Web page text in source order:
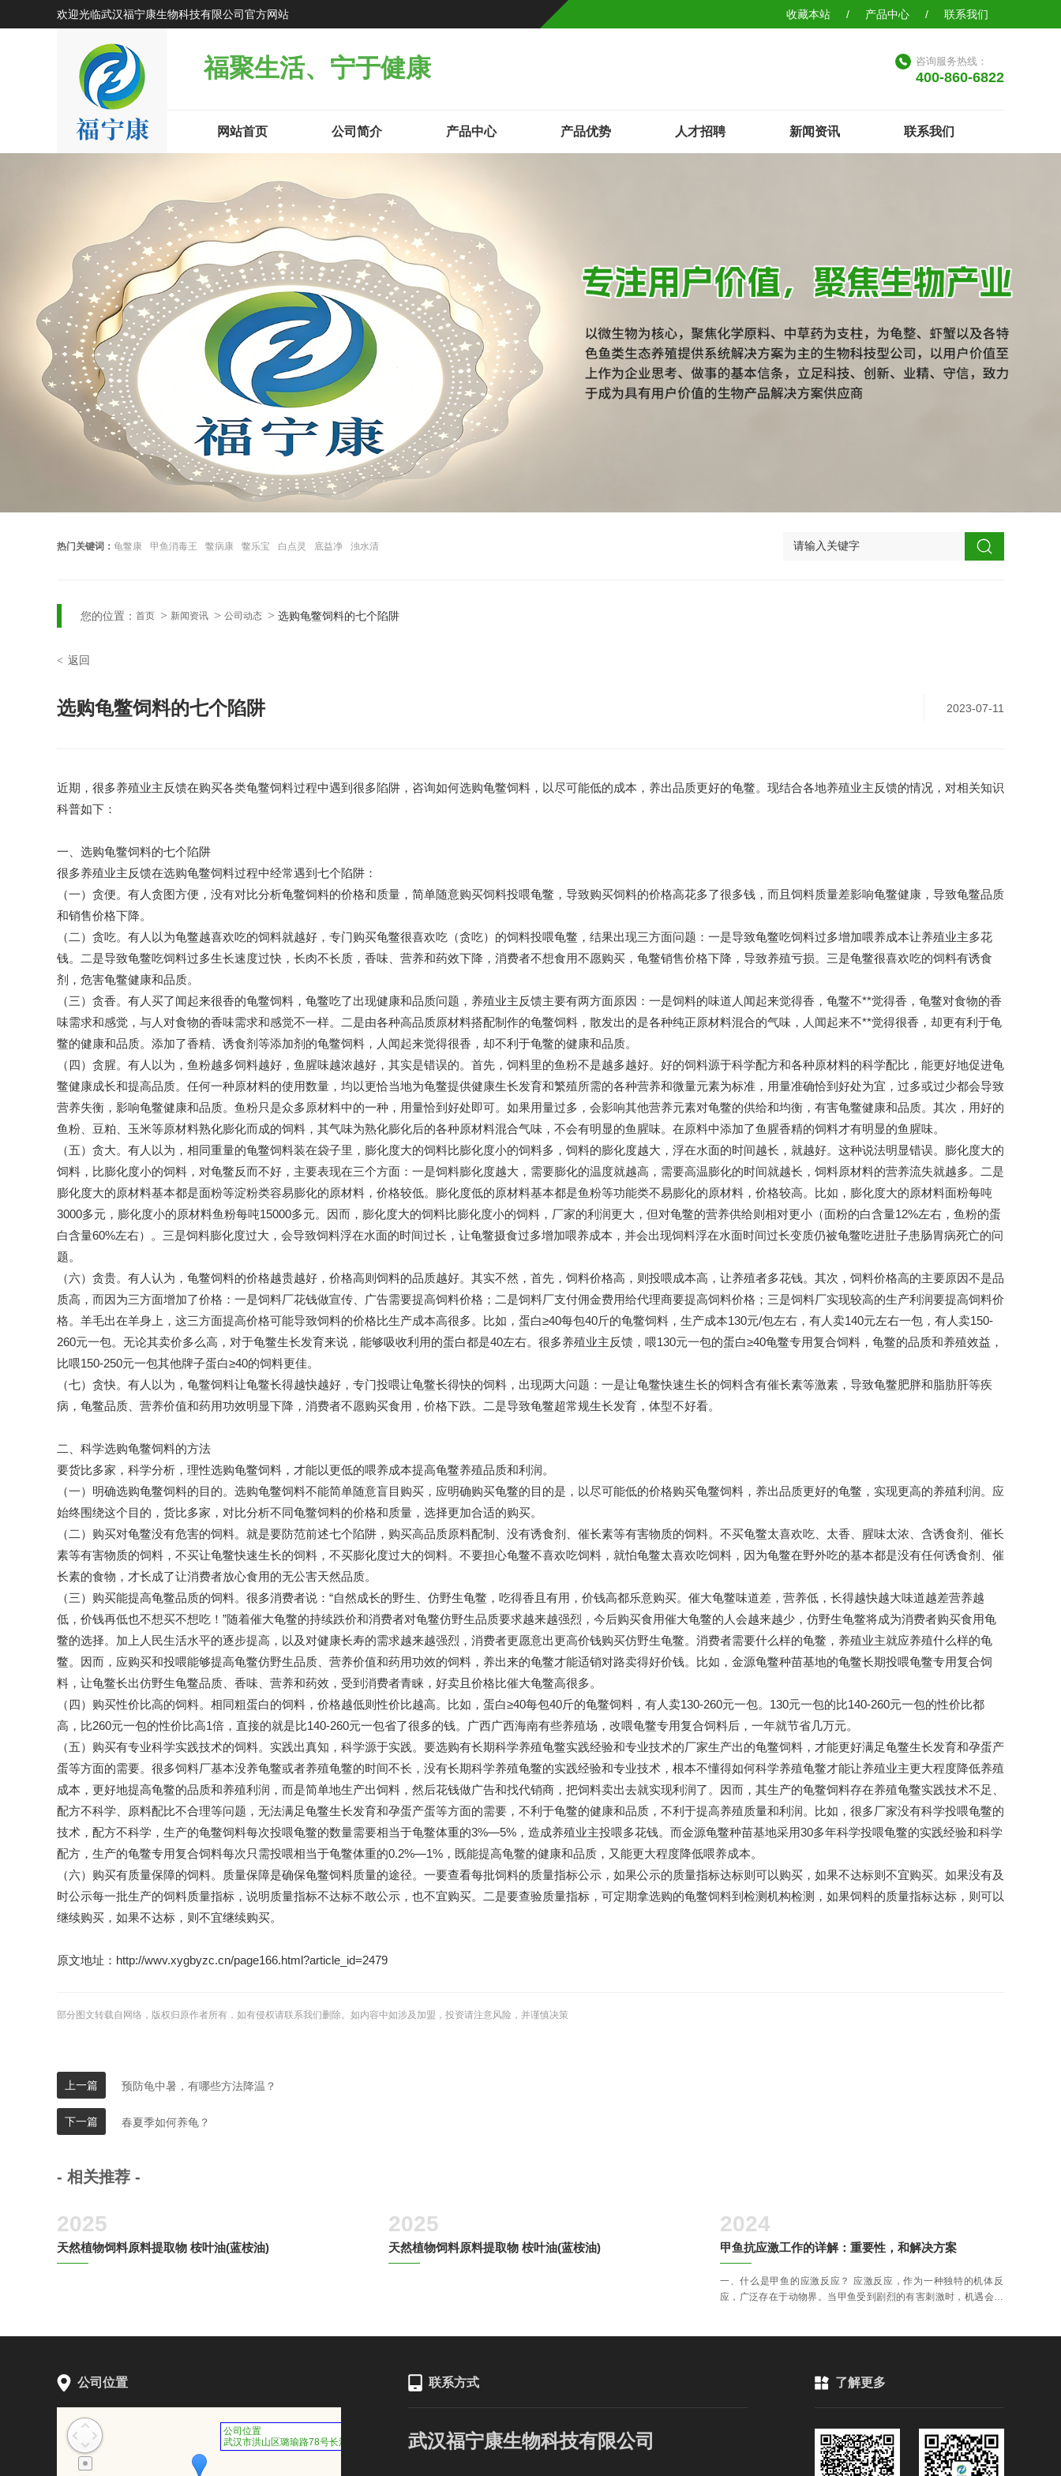
欢迎光临武汉福宁康生物科技有限公司官方网站 收藏本站 / 产品中心 / 联系我们
福聚生活、宁于健康 咨询服务热线：
400-860-6822
网站首页 公司简介 产品中心 产品优势 人才招聘 新闻资讯 联系我们
热门关键词： 龟鳖康 甲鱼消毒王 鳖病康 鳖乐宝 白点灵 底益净 浊水清
您的位置： 首页 新闻资讯 公司动态 选购龟鳖饲料的七个陷阱
< 返回
选购龟鳖饲料的七个陷阱 2023-07-11
近期，很多养殖业主反馈在购买各类龟鳖饲料过程中遇到很多陷阱，咨询如何选购龟鳖饲料，以尽可能低的成本，养出品质更好的龟鳖。现结合各地养殖业主反馈的情况，对相关知识
科普如下：
一、选购龟鳖饲料的七个陷阱
很多养殖业主反馈在选购龟鳖饲料过程中经常遇到七个陷阱：
（一）贪便。有人贪图方便，没有对比分析龟鳖饲料的价格和质量，简单随意购买饲料投喂龟鳖，导致购买饲料的价格高花多了很多钱，而且饲料质量差影响龟鳖健康，导致龟鳖品质
和销售价格下降。
（二）贪吃。有人以为龟鳖越喜欢吃的饲料就越好，专门购买龟鳖很喜欢吃（贪吃）的饲料投喂龟鳖，结果出现三方面问题：一是导致龟鳖吃饲料过多增加喂养成本让养殖业主多花
钱。二是导致龟鳖吃饲料过多生长速度过快，长肉不长质，香味、营养和药效下降，消费者不想食用不愿购买，龟鳖销售价格下降，导致养殖亏损。三是龟鳖很喜欢吃的饲料有诱食
剂，危害龟鳖健康和品质。
（三）贪香。有人买了闻起来很香的龟鳖饲料，龟鳖吃了出现健康和品质问题，养殖业主反馈主要有两方面原因：一是饲料的味道人闻起来觉得香，龟鳖不**觉得香，龟鳖对食物的香
味需求和感觉，与人对食物的香味需求和感觉不一样。二是由各种高品质原材料搭配制作的龟鳖饲料，散发出的是各种纯正原材料混合的气味，人闻起来不**觉得很香，却更有利于龟
鳖的健康和品质。添加了香精、诱食剂等添加剂的龟鳖饲料，人闻起来觉得很香，却不利于龟鳖的健康和品质。
（四）贪腥。有人以为，鱼粉越多饲料越好，鱼腥味越浓越好，其实是错误的。首先，饲料里的鱼粉不是越多越好。好的饲料源于科学配方和各种原材料的科学配比，能更好地促进龟
鳖健康成长和提高品质。任何一种原材料的使用数量，均以更恰当地为龟鳖提供健康生长发育和繁殖所需的各种营养和微量元素为标准，用量准确恰到好处为宜，过多或过少都会导致
营养失衡，影响龟鳖健康和品质。鱼粉只是众多原材料中的一种，用量恰到好处即可。如果用量过多，会影响其他营养元素对龟鳖的供给和均衡，有害龟鳖健康和品质。其次，用好的
鱼粉、豆粕、玉米等原材料熟化膨化而成的饲料，其气味为熟化膨化后的各种原材料混合气味，不会有明显的鱼腥味。在原料中添加了鱼腥香精的饲料才有明显的鱼腥味。
（五）贪大。有人以为，相同重量的龟鳖饲料装在袋子里，膨化度大的饲料比膨化度小的饲料多，饲料的膨化度越大，浮在水面的时间越长，就越好。这种说法明显错误。膨化度大的
饲料，比膨化度小的饲料，对龟鳖反而不好，主要表现在三个方面：一是饲料膨化度越大，需要膨化的温度就越高，需要高温膨化的时间就越长，饲料原材料的营养流失就越多。二是
膨化度大的原材料基本都是面粉等淀粉类容易膨化的原材料，价格较低。膨化度低的原材料基本都是鱼粉等功能类不易膨化的原材料，价格较高。比如，膨化度大的原材料面粉每吨
3000多元，膨化度小的原材料鱼粉每吨15000多元。因而，膨化度大的饲料比膨化度小的饲料，厂家的利润更大，但对龟鳖的营养供给则相对更小（面粉的白含量12%左右，鱼粉的蛋
白含量60%左右）。三是饲料膨化度过大，会导致饲料浮在水面的时间过长，让龟鳖摄食过多增加喂养成本，并会出现饲料浮在水面时间过长变质仍被龟鳖吃进肚子患肠胃病死亡的问
题。
（六）贪贵。有人认为，龟鳖饲料的价格越贵越好，价格高则饲料的品质越好。其实不然，首先，饲料价格高，则投喂成本高，让养殖者多花钱。其次，饲料价格高的主要原因不是品
质高，而因为三方面增加了价格：一是饲料厂花钱做宣传、广告需要提高饲料价格；二是饲料厂支付佣金费用给代理商要提高饲料价格；三是饲料厂实现较高的生产利润要提高饲料价
格。羊毛出在羊身上，这三方面提高价格可能导致饲料的价格比生产成本高很多。比如，蛋白≥40每包40斤的龟鳖饲料，生产成本130元/包左右，有人卖140元左右一包，有人卖150-
260元一包。无论其卖价多么高，对于龟鳖生长发育来说，能够吸收利用的蛋白都是40左右。很多养殖业主反馈，喂130元一包的蛋白≥40龟鳖专用复合饲料，龟鳖的品质和养殖效益，
比喂150-250元一包其他牌子蛋白≥40的饲料更佳。
（七）贪快。有人以为，龟鳖饲料让龟鳖长得越快越好，专门投喂让龟鳖长得快的饲料，出现两大问题：一是让龟鳖快速生长的饲料含有催长素等激素，导致龟鳖肥胖和脂肪肝等疾
病，龟鳖品质、营养价值和药用功效明显下降，消费者不愿购买食用，价格下跌。二是导致龟鳖超常规生长发育，体型不好看。
二、科学选购龟鳖饲料的方法
要货比多家，科学分析，理性选购龟鳖饲料，才能以更低的喂养成本提高龟鳖养殖品质和利润。
（一）明确选购龟鳖饲料的目的。选购龟鳖饲料不能简单随意盲目购买，应明确购买龟鳖的目的是，以尽可能低的价格购买龟鳖饲料，养出品质更好的龟鳖，实现更高的养殖利润。应
始终围绕这个目的，货比多家，对比分析不同龟鳖饲料的价格和质量，选择更加合适的购买。
（二）购买对龟鳖没有危害的饲料。就是要防范前述七个陷阱，购买高品质原料配制、没有诱食剂、催长素等有害物质的饲料。不买龟鳖太喜欢吃、太香、腥味太浓、含诱食剂、催长
素等有害物质的饲料，不买让龟鳖快速生长的饲料，不买膨化度过大的饲料。不要担心龟鳖不喜欢吃饲料，就怕龟鳖太喜欢吃饲料，因为龟鳖在野外吃的基本都是没有任何诱食剂、催
长素的食物，才长成了让消费者放心食用的无公害天然品质。
（三）购买能提高龟鳖品质的饲料。很多消费者说：“自然成长的野生、仿野生龟鳖，吃得香且有用，价钱高都乐意购买。催大龟鳖味道差，营养低，长得越快越大味道越差营养越
低，价钱再低也不想买不想吃！”随着催大龟鳖的持续跌价和消费者对龟鳖仿野生品质要求越来越强烈，今后购买食用催大龟鳖的人会越来越少，仿野生龟鳖将成为消费者购买食用龟
鳖的选择。加上人民生活水平的逐步提高，以及对健康长寿的需求越来越强烈，消费者更愿意出更高价钱购买仿野生龟鳖。消费者需要什么样的龟鳖，养殖业主就应养殖什么样的龟
鳖。因而，应购买和投喂能够提高龟鳖仿野生品质、营养价值和药用功效的饲料，养出来的龟鳖才能适销对路卖得好价钱。比如，金源龟鳖种苗基地的龟鳖长期投喂龟鳖专用复合饲
料，让龟鳖长出仿野生龟鳖品质、香味、营养和药效，受到消费者青睐，好卖且价格比催大龟鳖高很多。
（四）购买性价比高的饲料。相同粗蛋白的饲料，价格越低则性价比越高。比如，蛋白≥40每包40斤的龟鳖饲料，有人卖130-260元一包。130元一包的比140-260元一包的性价比都
高，比260元一包的性价比高1倍，直接的就是比140-260元一包省了很多的钱。广西广西海南有些养殖场，改喂龟鳖专用复合饲料后，一年就节省几万元。
（五）购买有专业科学实践技术的饲料。实践出真知，科学源于实践。要选购有长期科学养殖龟鳖实践经验和专业技术的厂家生产出的龟鳖饲料，才能更好满足龟鳖生长发育和孕蛋产
蛋等方面的需要。很多饲料厂基本没养龟鳖或者养殖龟鳖的时间不长，没有长期科学养殖龟鳖的实践经验和专业技术，根本不懂得如何科学养殖龟鳖才能让养殖业主更大程度降低养殖
成本，更好地提高龟鳖的品质和养殖利润，而是简单地生产出饲料，然后花钱做广告和找代销商，把饲料卖出去就实现利润了。因而，其生产的龟鳖饲料存在养殖龟鳖实践技术不足、
配方不科学、原料配比不合理等问题，无法满足龟鳖生长发育和孕蛋产蛋等方面的需要，不利于龟鳖的健康和品质，不利于提高养殖质量和利润。比如，很多厂家没有科学投喂龟鳖的
技术，配方不科学，生产的龟鳖饲料每次投喂龟鳖的数量需要相当于龟鳖体重的3%—5%，造成养殖业主投喂多花钱。而金源龟鳖种苗基地采用30多年科学投喂龟鳖的实践经验和科学
配方，生产的龟鳖专用复合饲料每次只需投喂相当于龟鳖体重的0.2%—1%，既能提高龟鳖的健康和品质，又能更大程度降低喂养成本。
（六）购买有质量保障的饲料。质量保障是确保龟鳖饲料质量的途径。一要查看每批饲料的质量指标公示，如果公示的质量指标达标则可以购买，如果不达标则不宜购买。如果没有及
时公示每一批生产的饲料质量指标，说明质量指标不达标不敢公示，也不宜购买。二是要查验质量指标，可定期拿选购的龟鳖饲料到检测机构检测，如果饲料的质量指标达标，则可以
继续购买，如果不达标，则不宜继续购买。
原文地址：http://wwv.xygbyzc.cn/page166.html?article_id=2479
部分图文转载自网络，版权归原作者所有，如有侵权请联系我们删除。如内容中如涉及加盟，投资请注意风险，并谨慎决策
上一篇 预防龟中暑，有哪些方法降温？
下一篇 春夏季如何养龟？
- 相关推荐 -
2025
天然植物饲料原料提取物 桉叶油(蓝桉油)
2025
天然植物饲料原料提取物 桉叶油(蓝桉油)
2024
甲鱼抗应激工作的详解：重要性，和解决方案
一、什么是甲鱼的应激反应？ 应激反应，作为一种独特的机体反
应，广泛存在于动物界。当甲鱼受到剧烈的有害刺激时，机遇会进
公司位置
公司位置
武汉市洪山区璐瑜路78号长江传媒大厦16层03、04室
联系方式
武汉福宁康生物科技有限公司
了解更多